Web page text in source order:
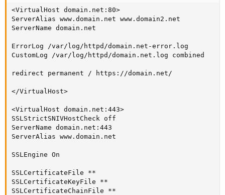
<VirtualHost domain.net:80>
ServerAlias www.domain.net www.domain2.net
ServerName domain.net
ErrorLog /var/log/httpd/domain.net-error.log
CustomLog /var/log/httpd/domain.net.log combined
redirect permanent / https://domain.net/
</VirtualHost>
<VirtualHost domain.net:443>
SSLStrictSNIVHostCheck off
ServerName domain.net:443
ServerAlias www.domain.net
SSLEngine On
SSLCertificateFile **
SSLCertificateKeyFile **
SSLCertificateChainFile **